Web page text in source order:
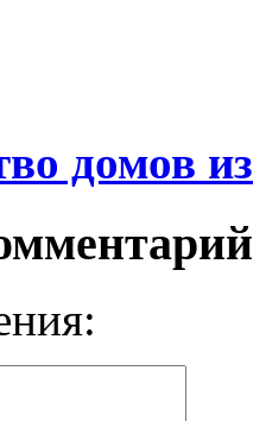
домов из